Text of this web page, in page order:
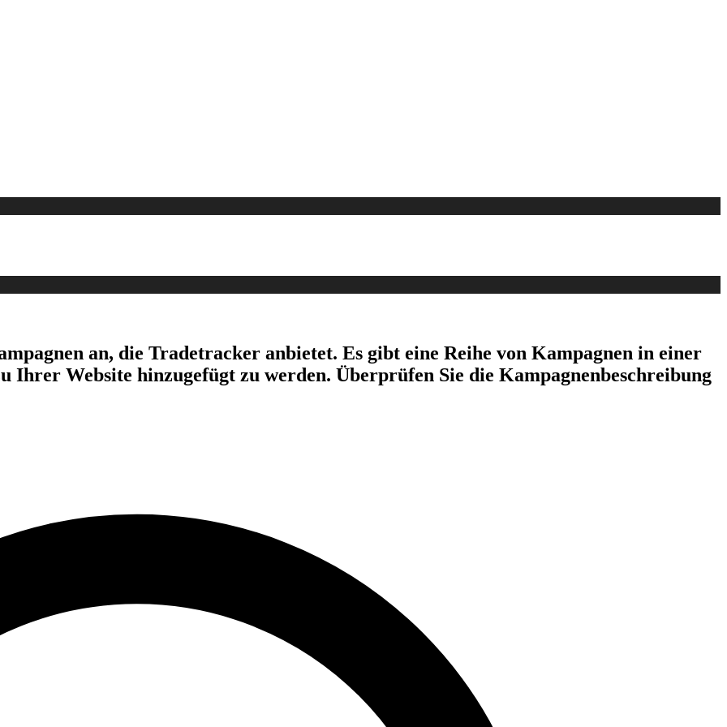
an, die Tradetracker anbietet. Es gibt eine Reihe von Kampagnen in einer
Ihrer Website hinzugefügt zu werden. Überprüfen Sie die Kampagnenbeschreibung